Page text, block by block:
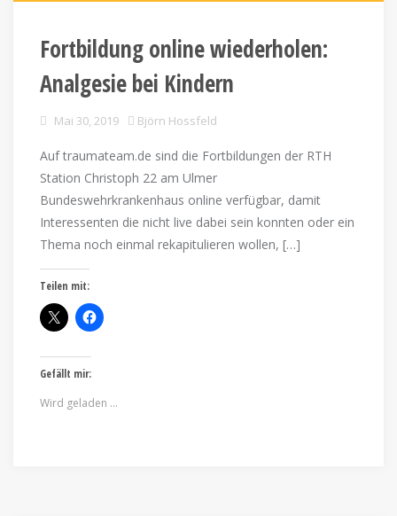
Fortbildung online wiederholen:
Analgesie bei Kindern
Mai 30, 2019 Björn Hossfeld
Auf traumateam.de sind die Fortbildungen der RTH
Station Christoph 22 am Ulmer
Bundeswehrkrankenhaus online verfügbar, damit
Interessenten die nicht live dabei sein konnten oder ein
Thema noch einmal rekapitulieren wollen, […]
Teilen mit:
Gefällt mir:
Wird geladen …